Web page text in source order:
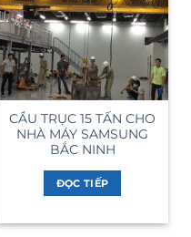
CẦU TRỤC 15 TẤN CHO
NHÀ MÁY SAMSUNG
BẮC NINH
ĐỌC TIẾP